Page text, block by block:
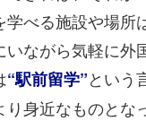
べる施設や場所
ながら気軽に外
“駅前留学”という
身近なものとな